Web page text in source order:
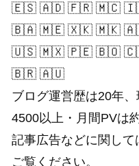
🇪🇸 🇦🇩 🇫🇷 🇲🇨
🇧🇦 🇲🇪 🇽🇰 🇲🇰
🇺🇸 🇲🇽 🇵🇪 🇧🇴
🇧🇷 🇦🇺
ブログ運営歴は20年
4500以上・月間PVは
記事広告などに関して
ご覧ください。